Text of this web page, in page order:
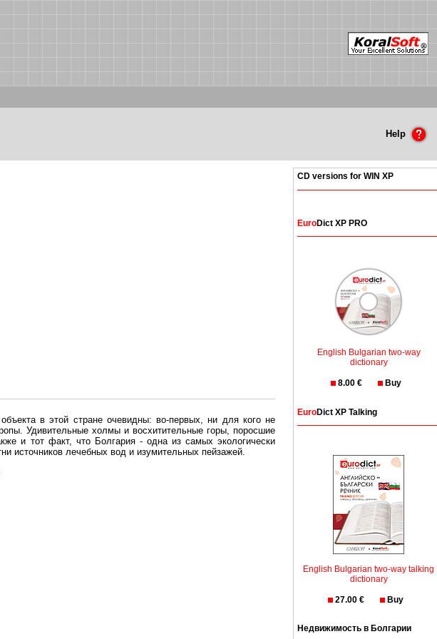
Help
в этой стране очевидны: во-первых, ни для кого не
Удивительные холмы и восхитительные горы, поросшие
и тот факт, что Болгария - одна из самых экологически
источников лечебных вод и изумительных пейзажей.
заключено в том, что Болгария безопасная страна - в ней
CD versions for WIN XP
EuroDict XP PRO
English Bulgarian two-way
dictionary
8.00 € Buy
EuroDict XP Talking
English Bulgarian two-way talking
dictionary
27.00 € Buy
Недвижимость в Болгарии